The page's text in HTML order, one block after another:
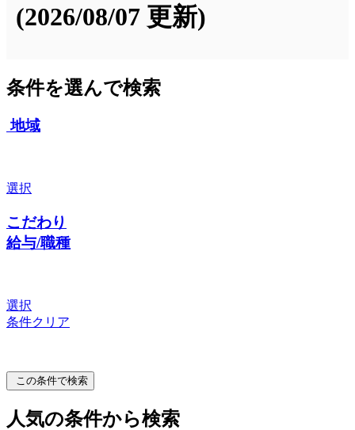
(2026/08/07 更新)
条件を選んで検索
地域
選択
こだわり
給与/職種
選択
条件クリア
この条件で検索
人気の条件から検索